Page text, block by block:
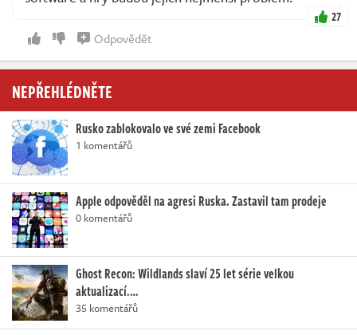
27
Odpovědět
NEPŘEHLÉDNĚTE
Rusko zablokovalo ve své zemi Facebook
1 komentářů
Apple odpověděl na agresi Ruska. Zastavil tam prodeje
0 komentářů
Ghost Recon: Wildlands slaví 25 let série velkou
aktualizací.…
35 komentářů